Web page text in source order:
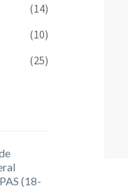
(14)
(10)
(25)
(18-